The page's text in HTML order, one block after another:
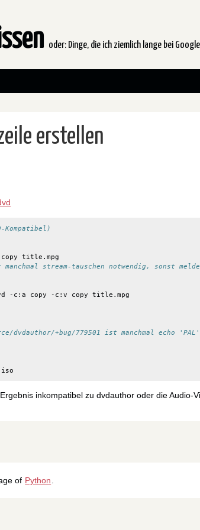
oder: Dinge, die ich ziemlich lange bei
erstellen
stream-tauschen notwendig, sonst
dvdauthor/+bug/779501 ist manchmal echo
inkompatibel zu dvdauthor oder die Audio-
of Python.